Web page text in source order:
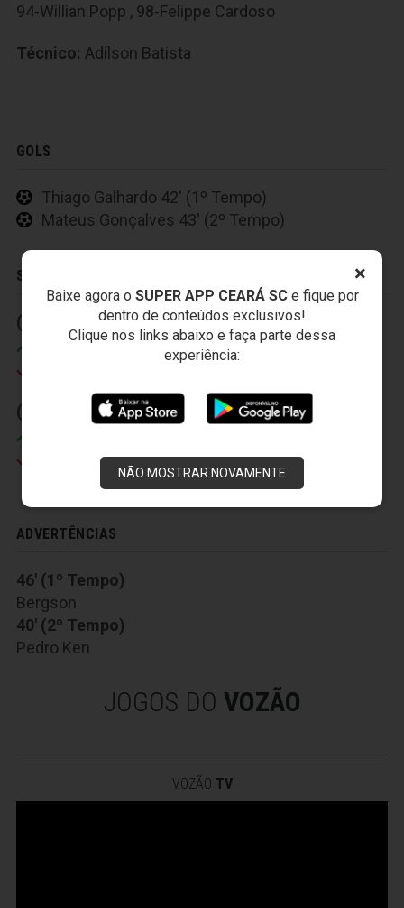
×
Baixe agora o SUPER APP CEARÁ SCe fique por
dentro de conteúdos exclusivos!
Clique nos links abaixo e faça parte dessa
experiência:
NÃO MOSTRAR NOVAMENTE
94-Willian Popp , 98-Felippe Cardoso
Técnico: Adílson Batista
GOLS
Thiago Galhardo 42' (1º Tempo)
Mateus Gonçalves 43' (2º Tempo)
SUBSTITUIÇÕES
(3) 45' (2º Tempo) (1) 12' (1º Tempo)
Pedro Ken
(2) 15' (2º Tempo)
Thiago Galhardo
ADVERTÊNCIAS
46' (1º Tempo)
Bergson
40' (2º Tempo)
Pedro Ken
JOGOS DO VOZÃO
VOZÃO TV